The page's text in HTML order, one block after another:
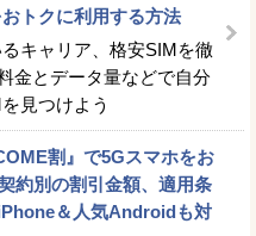
トクに利用する方法
キャリア、格安SIMを徹
金とデータ量などで自分
見つけよう
割』で5Gスマホをお
約別の割引金額、適用条
＆人気Androidも対